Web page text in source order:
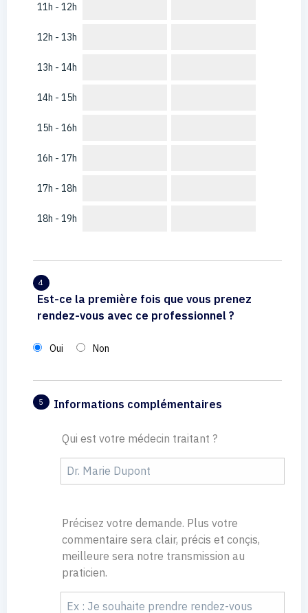
11h - 12h
12h - 13h
13h - 14h
14h - 15h
15h - 16h
16h - 17h
17h - 18h
18h - 19h
4
Est-ce la première fois que vous prenez
rendez-vous avec ce professionnel ?
Oui Non
5 Informations complémentaires
Qui est votre médecin traitant ?
Précisez votre demande. Plus votre
commentaire sera clair, précis et conçis,
meilleure sera notre transmission au
praticien.